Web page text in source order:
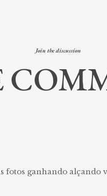
Join the discussion
fotos ganhando